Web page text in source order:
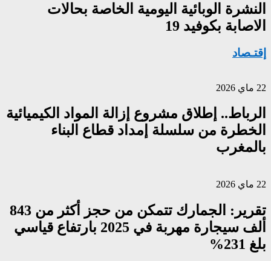
النشرة الوبائية اليومية الخاصة بحالات
الاصابة بكوفيد 19
إقتـصاد
22 ماي 2026
الرباط.. إطلاق مشروع إزالة المواد الكيميائية
الخطرة من سلسلة إمداد قطاع البناء
بالمغرب
22 ماي 2026
تقرير: الجمارك تتمكن من حجز أكثر من 843
ألف سيجارة مهربة في 2025 بارتفاع قياسي
بلغ 231%